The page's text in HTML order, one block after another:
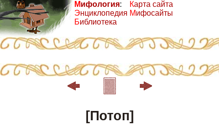
Мифология:
Энциклопедия
Библиотека
Карта сайта
Мифосайты
[Потоп]